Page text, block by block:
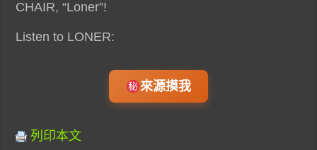
CHAIR, “Loner”!
Listen to LONER:
來源摸我
列印本文